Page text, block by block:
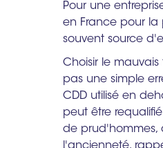
Pour une
en France pour la
souvent source
Choisir le
pas une simple
CDD utilisé en
peut être
de prud'hommes,